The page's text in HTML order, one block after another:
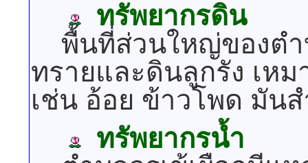
ทรัพยากรดิน
พื้นที่ส่วนใหญ่ของตำ
ทรายและดินลูกรัง เห
เช่น อ้อย ข้าวโพด มัน
ทรัพยากรน้ำ